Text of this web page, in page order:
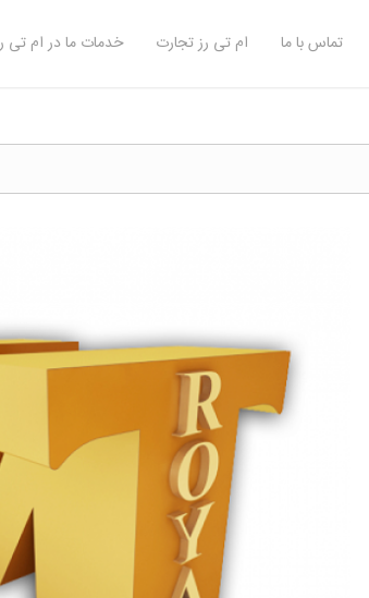
تماس با ما ام تی رز تجارت خدمات ما در ام تی